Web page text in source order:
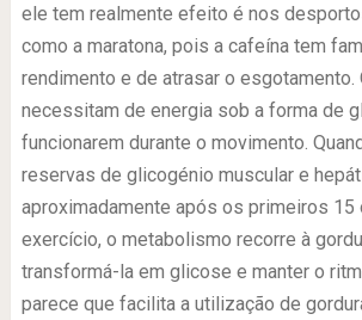
ele tem realmente efeito é nos
como a maratona, pois a cafeína tem
rendimento e de atrasar o esgotamento.
necessitam de energia sob a forma de
funcionarem durante o movimento.
reservas de glicogénio muscular e
aproximadamente após os primeiros 15
exercício, o metabolismo recorre à
transformá-la em glicose e manter o
parece que facilita a utilização de